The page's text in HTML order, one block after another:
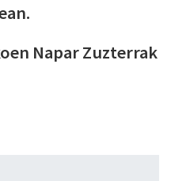
Napar Zuzterrak